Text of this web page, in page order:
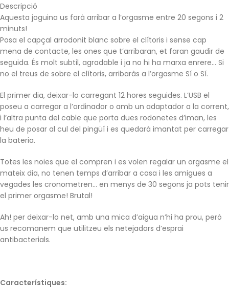
Descripció
Aquesta joguina us farà arribar a l’orgasme entre 20 segons i 2
minuts!
Posa el capçal arrodonit blanc sobre el clítoris i sense cap
mena de contacte, les ones que t’arribaran, et faran gaudir de
seguida. És molt subtil, agradable i ja no hi ha marxa enrere… Si
no el treus de sobre el clítoris, arribaràs a l’orgasme Sí o Sí.
El primer dia, deixar-lo carregant 12 hores seguides. L’USB el
poseu a carregar a l’ordinador o amb un adaptador a la corrent,
i l’altra punta del cable que porta dues rodonetes d’iman, les
heu de posar al cul del pingüí i es quedarà imantat per carregar
la bateria.
Totes les noies que el compren i es volen regalar un orgasme el
mateix dia, no tenen temps d’arribar a casa i les amigues a
vegades les cronometren… en menys de 30 segons ja pots tenir
el primer orgasme! Brutal!
Ah! per deixar-lo net, amb una mica d’aigua n’hi ha prou, però
us recomanem que utilitzeu els netejadors d’esprai
antibacterials.
Característiques: